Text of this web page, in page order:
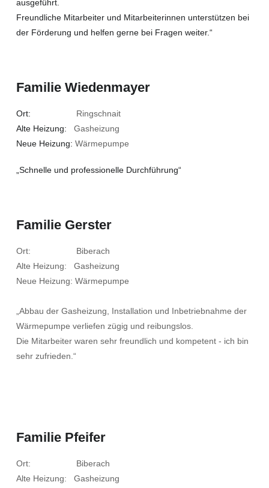
ausgeführt.
Freundliche Mitarbeiter und Mitarbeiterinnen unterstützen bei
der Förderung und helfen gerne bei Fragen weiter.“
Familie Wiedenmayer
Ort: Ringschnait
Alte Heizung: Gasheizung
Neue Heizung: Wärmepumpe
„Schnelle und professionelle Durchführung“
Familie Gerster
Ort: Biberach
Alte Heizung: Gasheizung
Neue Heizung: Wärmepumpe
„Abbau der Gasheizung, Installation und Inbetriebnahme der
Wärmepumpe verliefen zügig und reibungslos.
Die Mitarbeiter waren sehr freundlich und kompetent - ich bin
sehr zufrieden.“
Familie Pfeifer
Ort: Biberach
Alte Heizung: Gasheizung